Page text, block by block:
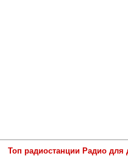
Топ радиостанции Радио для